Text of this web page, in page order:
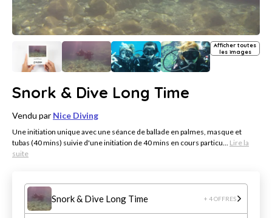
Afficher toutes
les images
Snork & Dive Long Time
Vendu par Nice Diving
Une initiation unique avec une séance de ballade en palmes, masque et
tubas (40 mins) suivie d'une initiation de 40 mins en cours particu... Lire la
suite
Snork & Dive Long Time + 4 OFFRES